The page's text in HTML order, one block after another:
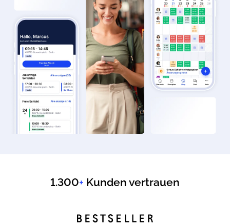
1.300+ Kunden vertrauen